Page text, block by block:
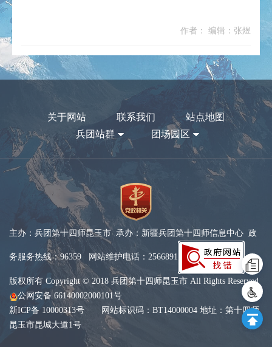
作者： 编辑：张煜
关于网站 联系我们
站点地图
兵团站群
团场园区
主办：兵团第十四师昆玉市 承办：新疆兵团第十四师信息中心 政
务服务热线：96359 网站维护电话：2566891
版权所有 Copyright © 2018 兵团第十四师昆玉市 All Rights Reserved
公网安备 66140002000101号
新ICP备 10000313号 网站标识码：BT14000004 地址：第十四师
昆玉市昆城大道1号